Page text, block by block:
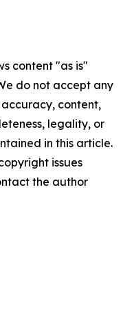
content "as is"
do not accept any
content,
legality, or
in this article.
issues
the author